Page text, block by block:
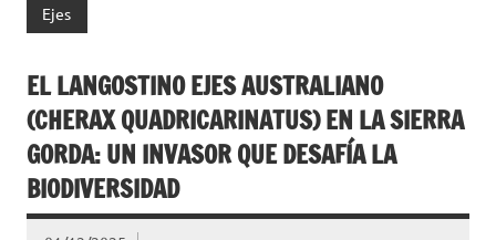
Ejes
EL LANGOSTINO EJES AUSTRALIANO
(CHERAX QUADRICARINATUS) EN LA SIERRA
GORDA: UN INVASOR QUE DESAFÍA LA
BIODIVERSIDAD